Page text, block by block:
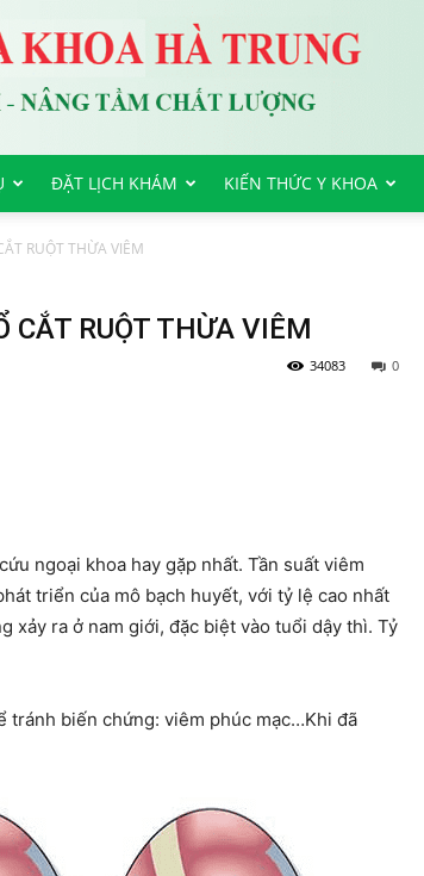
ĐẶT LỊCH KHÁM KIẾN THỨC Y KHOA
RUỘT THỪA VIÊM
CẮT RUỘT THỪA VIÊM
0
34083
ngoại khoa hay gặp nhất. Tần suất viêm
triển của mô bạch huyết, với tỷ lệ cao nhất
xảy ra ở nam giới, đặc biệt vào tuổi dậy thì. Tỷ
tránh biến chứng: viêm phúc mạc…Khi đã